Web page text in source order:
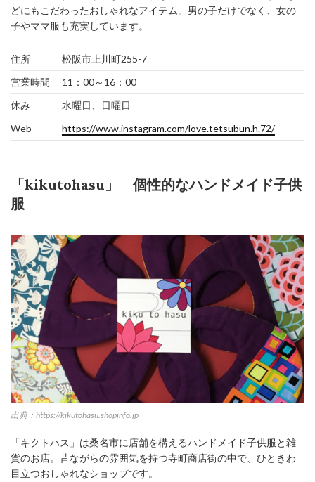
どにもこだわったおしゃれなアイテム。男の子だけでなく、女の
子やママ服も充実しています。
住所
松阪市上川町255-7
営業時間
11：00～16：00
休み
水曜日、日曜日
Web
https://www.instagram.com/love.tetsubun.h.72/
「kikutohasu」 個性的なハンドメイド子供
服
出典：https://kikutohasu.shopinfo.jp
「キクトハス」は桑名市に店舗を構えるハンドメイド子供服と雑
貨のお店。昔ながらの雰囲気を持つ寺町商店街の中で、ひときわ
目立つおしゃれなショップです。